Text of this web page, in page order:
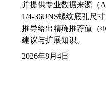
并提供专业数据来源（
1/4-36UNS螺纹底孔尺
推导给出精确推荐值（
建议与扩展知识。
2026年8月4日